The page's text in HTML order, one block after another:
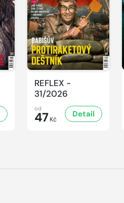
REFLEX -
31/2026
od
47 Kč
Detail